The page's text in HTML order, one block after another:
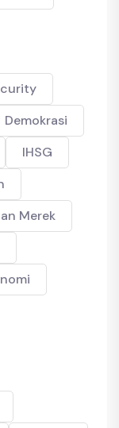
Demokrasi
IHSG
Merek